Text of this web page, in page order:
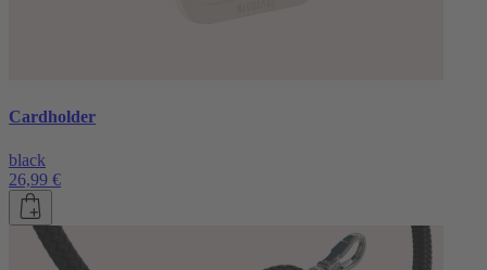
Cardholder
black
26,99 €